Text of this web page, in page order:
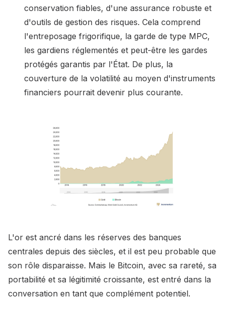
conservation fiables, d'une assurance robuste et
d'outils de gestion des risques. Cela comprend
l'entreposage frigorifique, la garde de type MPC,
les gardiens réglementés et peut-être les gardes
protégés garantis par l'État. De plus, la
couverture de la volatilité au moyen d'instruments
financiers pourrait devenir plus courante.
L'or est ancré dans les réserves des banques
centrales depuis des siècles, et il est peu probable que
son rôle disparaisse. Mais le Bitcoin, avec sa rareté, sa
portabilité et sa légitimité croissante, est entré dans la
conversation en tant que complément potentiel.